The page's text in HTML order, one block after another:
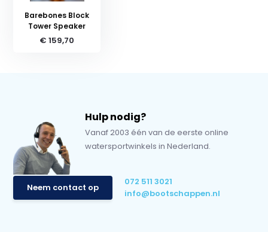
Barebones Block
Tower Speaker
€ 159,70
Hulp nodig?
Vanaf 2003 één van de eerste online
watersportwinkels in Nederland.
Neem contact op
072 511 3021
info@bootschappen.nl